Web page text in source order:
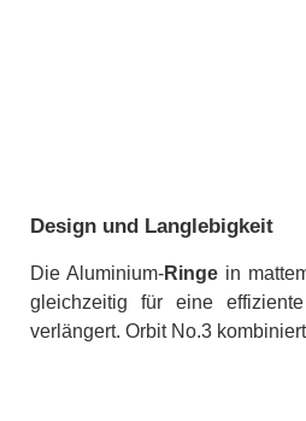
Design und Langlebigkeit
Die Aluminium-Ringe in
gleichzeitig für eine
verlängert. Orbit No.3 kombiniert